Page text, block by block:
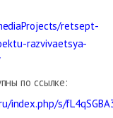
retsept-
razvivaetsya-
по ссылке:
s/